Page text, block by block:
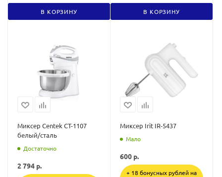
В КОРЗИНУ В КОРЗИНУ
Миксер Centek CT-1107
белый/сталь
Достаточно
2 794 р.
Миксер Irit IR-5437
Мало
600 р.
+ 18 бонусных рублей на